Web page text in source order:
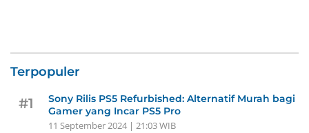
Terpopuler
#1
Sony Rilis PS5 Refurbished: Alternatif Murah bagi
Gamer yang Incar PS5 Pro
11 September 2024 | 21:03 WIB